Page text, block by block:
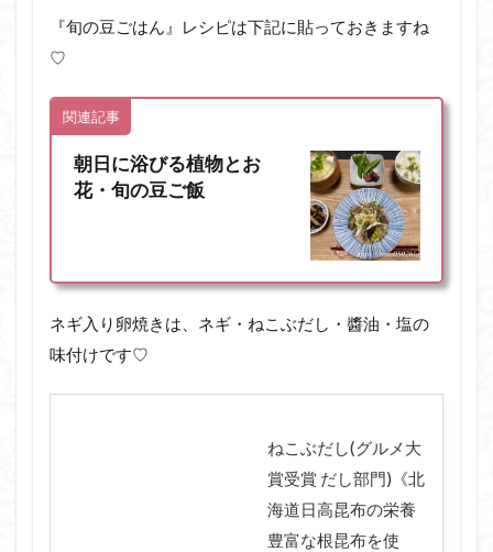
『旬の豆ごはん』レシピは下記に貼っておきますね
♡
関連記事
朝日に浴びる植物とお
花・旬の豆ご飯
ネギ入り卵焼きは、ネギ・ねこぶだし・醬油・塩の
味付けです♡
ねこぶだし(グルメ大
賞受賞 だし部門)《北
海道日高昆布の栄養
豊富な根昆布を使